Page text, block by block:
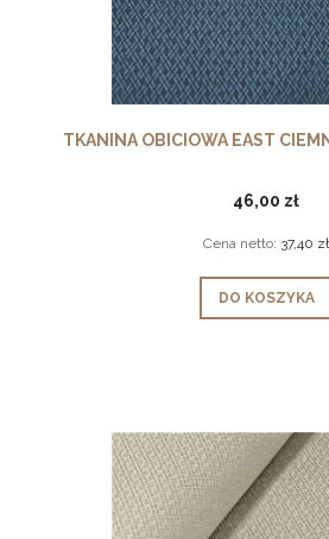
TKANINA OBICIOWA EAST
46,00 zł
Cena netto: 37,40 zł
DO KOSZYKA